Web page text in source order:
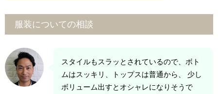
服装についての相談
スタイルもスラッとされているので、ボト
ムはスッキリ、トップスは普通から、 少し
ボリューム出すとオシャレになりそうで